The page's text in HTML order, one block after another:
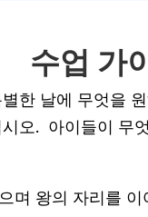
수업 가
한 날에 무엇을
오. 아이들이 무
며 왕의 자리를